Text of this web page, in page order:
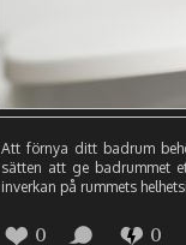
Att förnya ditt badrum
sätten att ge badrummet
inverkan på rummets
0 0